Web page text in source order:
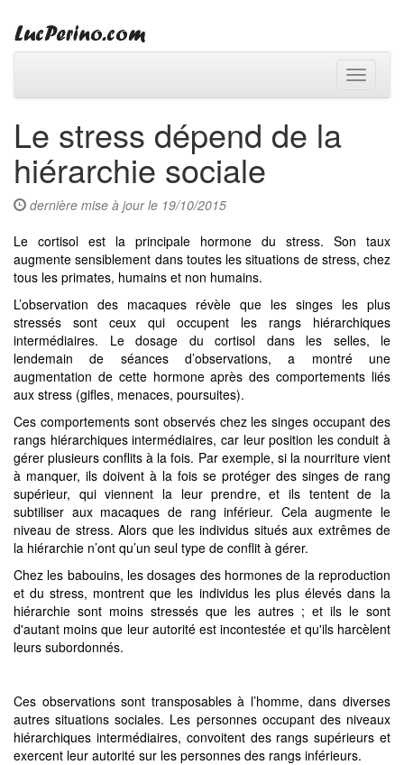
Toggle
Le stress dépend de la
hiérarchie sociale
dernière mise à jour le 19/10/2015
Le cortisol est la principale hormone du stress. Son taux
augmente sensiblement dans toutes les situations de stress, chez
tous les primates, humains et non humains.
L’observation des macaques révèle que les singes les plus
stressés sont ceux qui occupent les rangs hiérarchiques
intermédiaires. Le dosage du cortisol dans les selles, le
lendemain de séances d’observations, a montré une
augmentation de cette hormone après des comportements liés
aux stress (gifles, menaces, poursuites).
Ces comportements sont observés chez les singes occupant des
rangs hiérarchiques intermédiaires, car leur position les conduit à
gérer plusieurs conflits à la fois. Par exemple, si la nourriture vient
à manquer, ils doivent à la fois se protéger des singes de rang
supérieur, qui viennent la leur prendre, et ils tentent de la
subtiliser aux macaques de rang inférieur. Cela augmente le
niveau de stress. Alors que les individus situés aux extrêmes de
la hiérarchie n’ont qu’un seul type de conflit à gérer.
Chez les babouins, les dosages des hormones de la reproduction
et du stress, montrent que les individus les plus élevés dans la
hiérarchie sont moins stressés que les autres ; et ils le sont
d'autant moins que leur autorité est incontestée et qu'ils harcèlent
leurs subordonnés.
Ces observations sont transposables à l’homme, dans diverses
autres situations sociales. Les personnes occupant des niveaux
hiérarchiques intermédiaires, convoitent des rangs supérieurs et
exercent leur autorité sur les personnes des rangs inférieurs.